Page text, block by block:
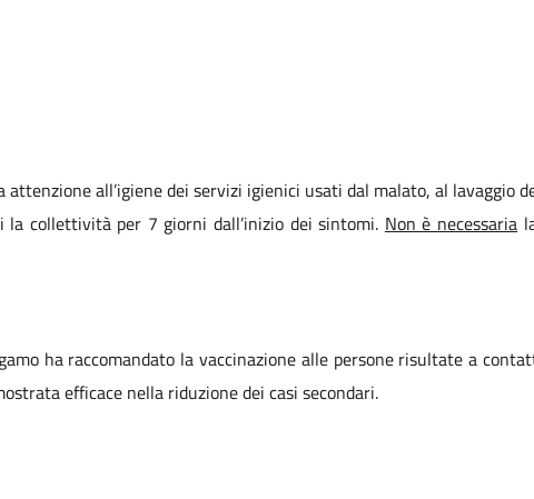
all’igiene dei servizi igienici usati dal malato, al lavaggio
collettività per 7 giorni dall’inizio dei sintomi. Non è necessaria
ha raccomandato la vaccinazione alle persone risultate a
efficace nella riduzione dei casi secondari.